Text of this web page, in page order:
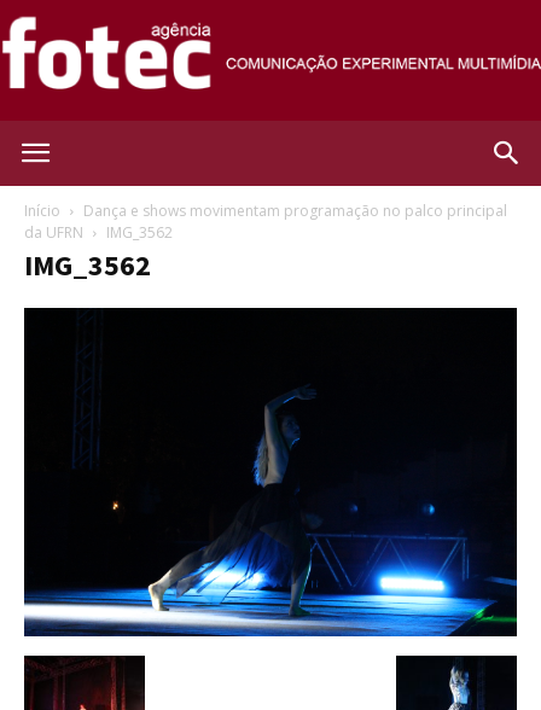
Início
Dança e shows movimentam programação no palco principal
da UFRN
IMG_3562
IMG_3562